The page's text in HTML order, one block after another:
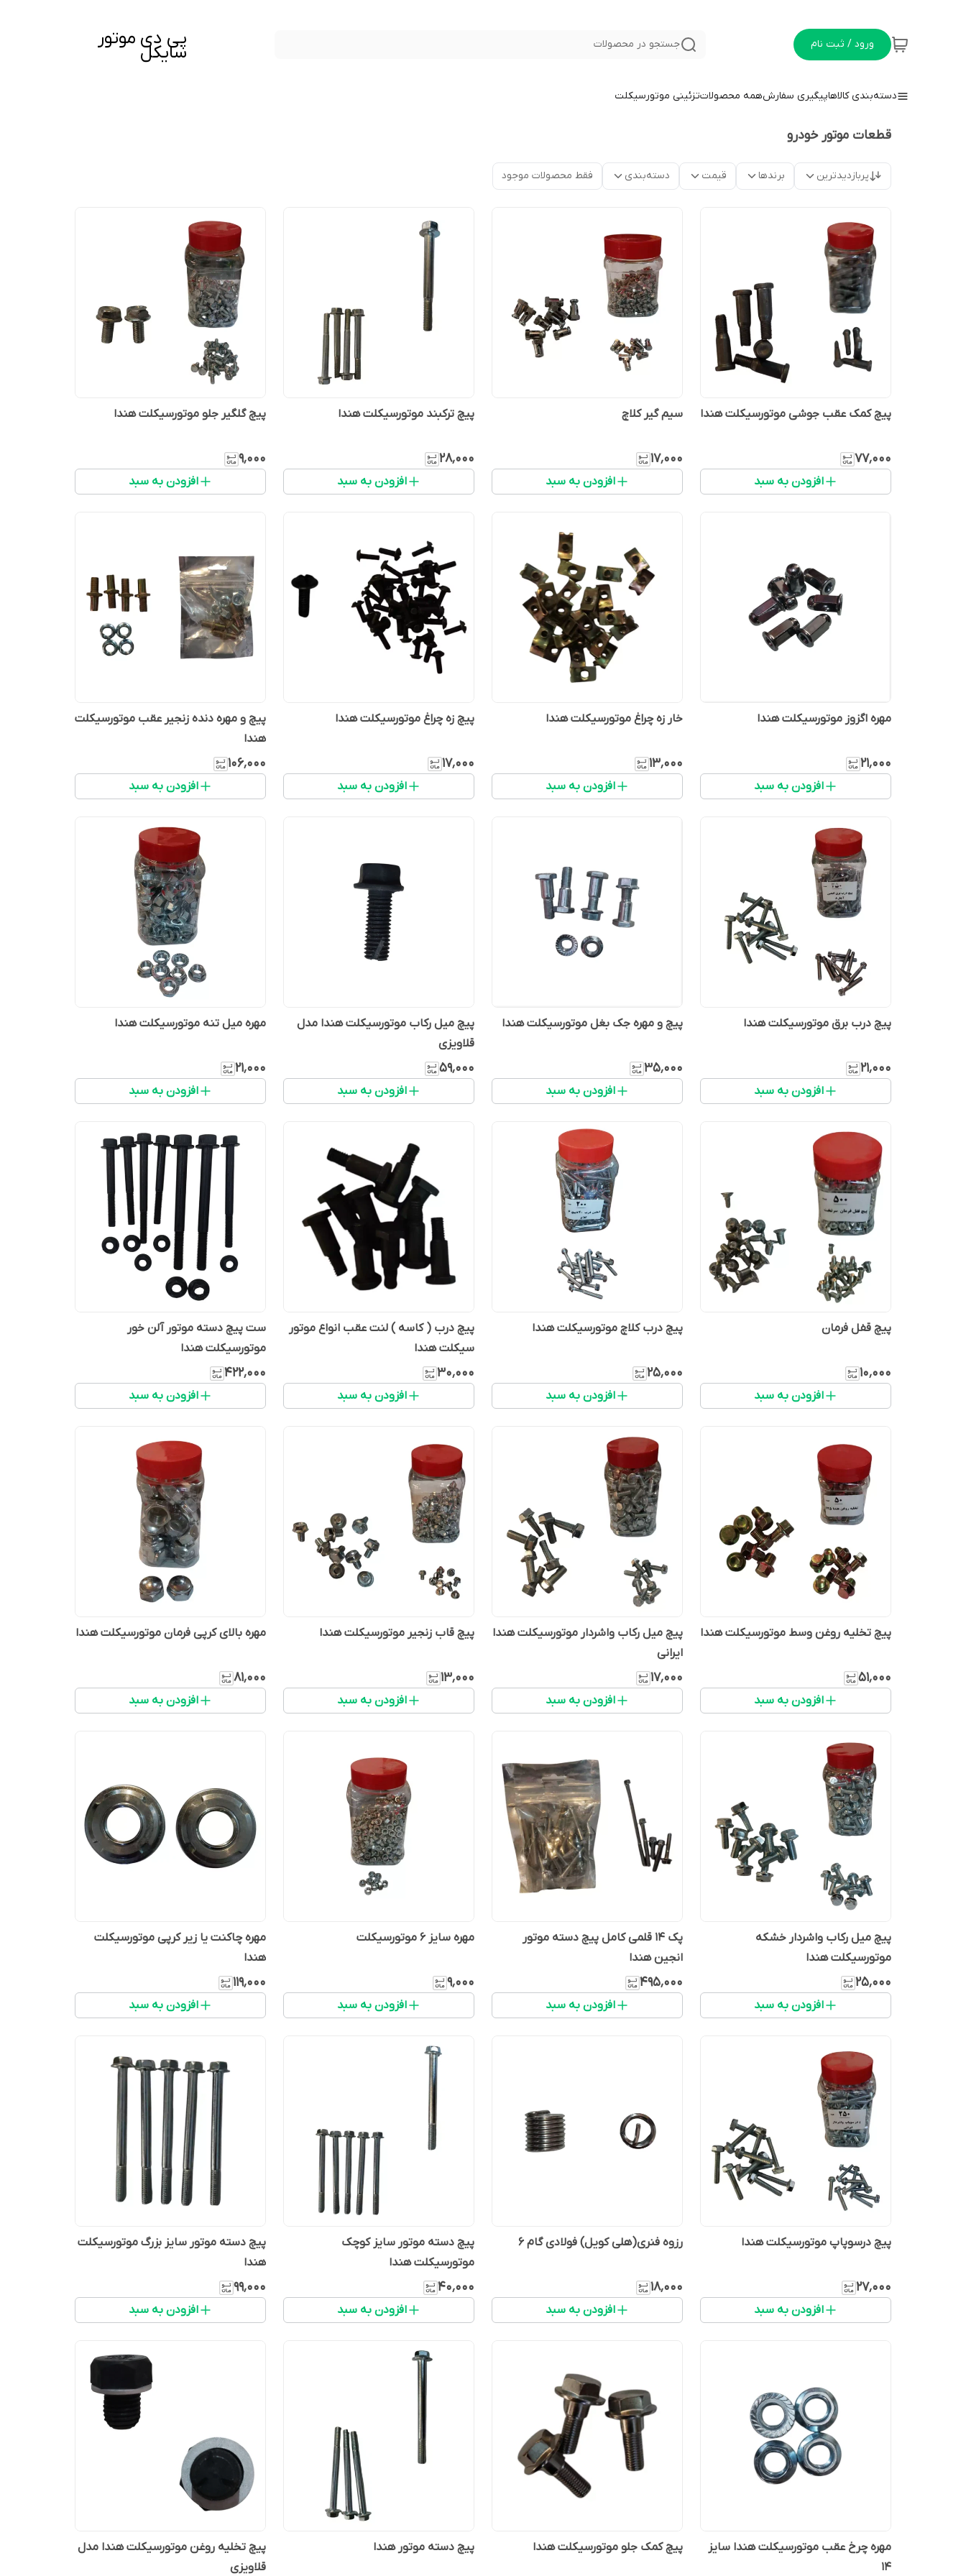
ورود / ثبت نام جستجو در محصولات پی دی موتور
سایکل
دسته‌بندی کالاهاپیگیری سفارشهمه محصولاتتزئینی موتورسیکلت
قطعات موتور خودرو
پربازدیدترین برندها قیمت دسته‌بندی فقط محصولات موجود
پیچ کمک عقب جوشی موتورسیکلت هندا
۷۷٬۰۰۰
افزودن به سبد
سیم گیر کلاچ
۱۷٬۰۰۰
افزودن به سبد
پیچ ترکبند موتورسیکلت هندا
۲۸٬۰۰۰
افزودن به سبد
پیچ گلگیر جلو موتورسیکلت هندا
۹٬۰۰۰
افزودن به سبد
مهره اگزوز موتورسیکلت هندا
۲۱٬۰۰۰
افزودن به سبد
خار زه چراغ موتورسیکلت هندا
۱۳٬۰۰۰
افزودن به سبد
پیچ زه چراغ موتورسیکلت هندا
۱۷٬۰۰۰
افزودن به سبد
پیچ و مهره دنده زنجیر عقب موتورسیکلت
هندا
۱۰۶٬۰۰۰
افزودن به سبد
پیچ درب برق موتورسیکلت هندا
۲۱٬۰۰۰
افزودن به سبد
پیچ و مهره جک بغل موتورسیکلت هندا
۳۵٬۰۰۰
افزودن به سبد
پیچ میل رکاب موتورسیکلت هندا مدل
قلاویزی
۵۹٬۰۰۰
افزودن به سبد
مهره میل تنه موتورسیکلت هندا
۲۱٬۰۰۰
افزودن به سبد
پیچ قفل فرمان
۱۰٬۰۰۰
افزودن به سبد
پیچ درب کلاچ موتورسیکلت هندا
۲۵٬۰۰۰
افزودن به سبد
پیچ درب ( کاسه ) لنت عقب انواع موتور
سیکلت هندا
۳۰٬۰۰۰
افزودن به سبد
ست پیچ دسته موتور آلن خور
موتورسیکلت هندا
۴۲۲٬۰۰۰
افزودن به سبد
پیچ تخلیه روغن وسط موتورسیکلت هندا
۵۱٬۰۰۰
افزودن به سبد
پیچ میل رکاب واشردار موتورسیکلت هندا
ایرانی
۱۷٬۰۰۰
افزودن به سبد
پیچ قاب زنجیر موتورسیکلت هندا
۱۳٬۰۰۰
افزودن به سبد
مهره بالای کرپی فرمان موتورسیکلت هندا
۸۱٬۰۰۰
افزودن به سبد
پیچ میل رکاب واشردار خشکه
موتورسیکلت هندا
۲۵٬۰۰۰
افزودن به سبد
پک ۱۴ قلمی کامل پیچ دسته موتور
انجین هندا
۴۹۵٬۰۰۰
افزودن به سبد
مهره سایز 6 موتورسیکلت
۹٬۰۰۰
افزودن به سبد
مهره چاکنت یا زیر کرپی موتورسیکلت
هندا
۱۱۹٬۰۰۰
افزودن به سبد
پیچ درسوپاپ موتورسیکلت هندا
۲۷٬۰۰۰
افزودن به سبد
رزوه فنری(هلی کویل) فولادی گام 6
۱۸٬۰۰۰
افزودن به سبد
پیچ دسته موتور سایز کوچک
موتورسیکلت هندا
۴۰٬۰۰۰
افزودن به سبد
پیچ دسته موتور سایز بزرگ موتورسیکلت
هندا
۹۹٬۰۰۰
افزودن به سبد
مهره چرخ عقب موتورسیکلت هندا سایز
۱۴
پیچ کمک جلو موتورسیکلت هندا پیچ دسته موتور هندا
پیچ تخلیه روغن موتورسیکلت هندا مدل
قلاویزی